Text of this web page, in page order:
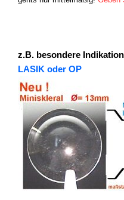
z.B. besondere
LASIK oder OP